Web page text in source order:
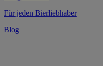
Für jeden Bierliebhaber
Blog